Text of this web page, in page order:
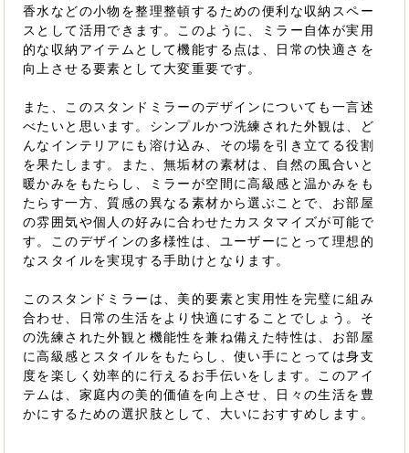
香水などの小物を整理整頓するための便利な収納スペー
スとして活用できます。このように、ミラー自体が実用
的な収納アイテムとして機能する点は、日常の快適さを
向上させる要素として大変重要です。
また、このスタンドミラーのデザインについても一言述
べたいと思います。シンプルかつ洗練された外観は、ど
んなインテリアにも溶け込み、その場を引き立てる役割
を果たします。また、無垢材の素材は、自然の風合いと
暖かみをもたらし、ミラーが空間に高級感と温かみをも
たらす一方、質感の異なる素材から選ぶことで、お部屋
の雰囲気や個人の好みに合わせたカスタマイズが可能で
す。このデザインの多様性は、ユーザーにとって理想的
なスタイルを実現する手助けとなります。
このスタンドミラーは、美的要素と実用性を完璧に組み
合わせ、日常の生活をより快適にすることでしょう。そ
の洗練された外観と機能性を兼ね備えた特性は、お部屋
に高級感とスタイルをもたらし、使い手にとっては身支
度を楽しく効率的に行えるお手伝いをします。このアイ
テムは、家庭内の美的価値を向上させ、日々の生活を豊
かにするための選択肢として、大いにおすすめします。